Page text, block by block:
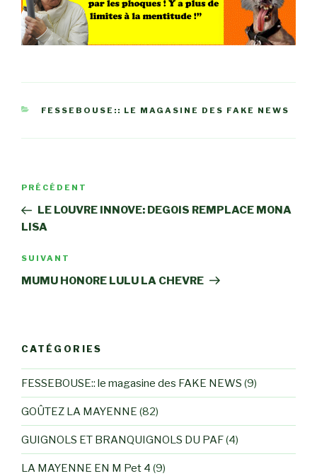
CATÉGORIES
FESSEBOUSE:: LE MAGASINE DES FAKE NEWS
Navigation
l’article
Article
précédent
PRÉCÉDENT
LE LOUVRE INNOVE: DEGOIS REMPLACE MONA
LISA
Article
suivant
SUIVANT
MUMU HONORE LULU LA CHEVRE
CATÉGORIES
FESSEBOUSE:: le magasine des FAKE NEWS (9)
GOÛTEZ LA MAYENNE (82)
GUIGNOLS ET BRANQUIGNOLS DU PAF(4)
LA MAYENNE EN M Pet 4 (9)